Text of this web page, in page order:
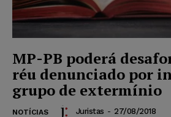
MP-PB poderá
réu denunciado por
grupo de extermínio
NOTÍCIAS Juristas - 27/08/2018